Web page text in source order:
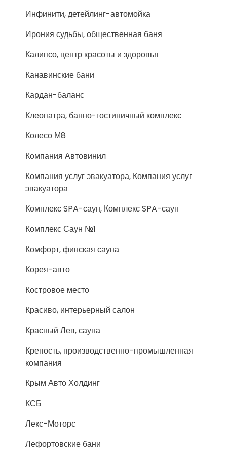
Инфинити, детейлинг-автомойка
Ирония судьбы, общественная баня
Калипсо, центр красоты и здоровья
Канавинские бани
Кардан-баланс
Клеопатра, банно-гостиничный комплекс
Колесо М8
Компания Автовинил
Компания услуг эвакуатора, Компания услуг
эвакуатора
Комплекс SPA-саун, Комплекс SPA-саун
Комплекс Саун №1
Комфорт, финская сауна
Корея-авто
Костровое место
Красиво, интерьерный салон
Красный Лев, сауна
Крепость, производственно-промышленная
компания
Крым Авто Холдинг
КСБ
Лекс-Моторс
Лефортовские бани